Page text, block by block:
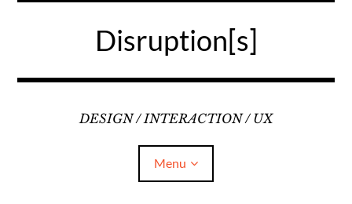
Disruption[s]
DESIGN / INTERACTION / UX
Menu